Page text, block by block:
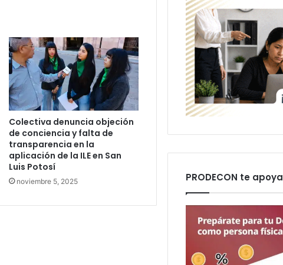
Colectiva denuncia objeción
de conciencia y falta de
transparencia en la
aplicación de la ILE en San
Luis Potosí
noviembre 5, 2025 PRODECON te apoya